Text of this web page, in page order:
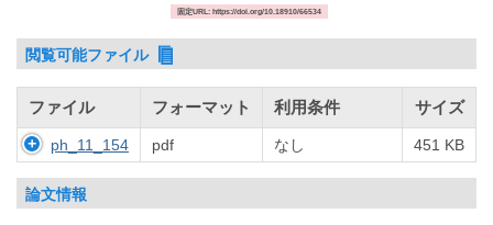
固定URL: https://doi.org/10.18910/66534
閲覧可能ファイル
ファイル フォーマット 利用条件 サイズ
ph_11_154 pdf なし 451 KB
論文情報